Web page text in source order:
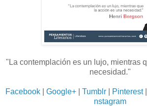
"La contemplación es un lujo, mientras
necesidad."
Facebook Google+ Tumblr Pinterest|
nstagram